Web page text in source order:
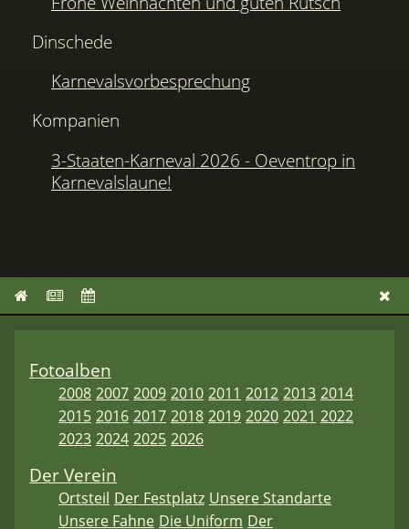
Dinschede
Karnevalsvorbesprechung
Kompanien
3-Staaten-Karneval 2026 - Oeventrop in
Karnevalslaune!
Fotoalben
2008 2007 2009 2010 2011 2012 2013 2014
2015 2016 2017 2018 2019 2020 2021 2022
2023 2024 2025 2026
Der Verein
Ortsteil Der Festplatz Unsere Standarte
Unsere Fahne Die Uniform Der